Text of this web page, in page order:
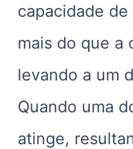
capacidade
mais do que a
levando a um
Quando uma
atinge,